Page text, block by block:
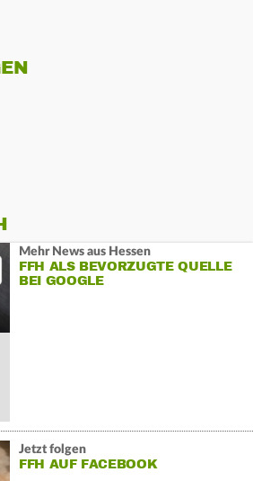
Mehr News aus Hessen
FFH ALS BEVORZUGTE QUELLE
BEI GOOGLE
Jetzt folgen
FFH AUF FACEBOOK